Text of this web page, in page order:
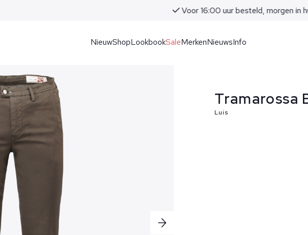
Voor 16:00 uur besteld, morgen in huis!
NieuwShopLookbookSaleMerkenNieuwsInfo
Tramarossa
Luis